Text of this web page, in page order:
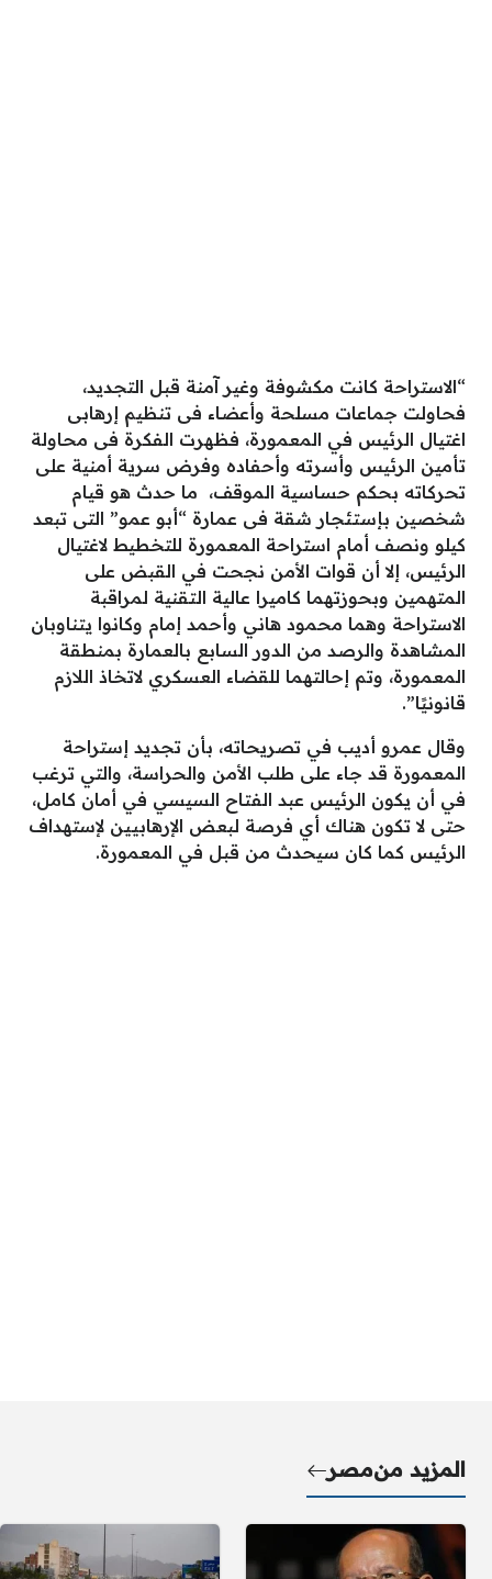
“الاستراحة كانت مكشوفة وغير آمنة قبل التجديد،
فحاولت جماعات مسلحة وأعضاء فى تنظيم إرهابى
اغتيال الرئيس في المعمورة، فظهرت الفكرة فى محاولة
تأمين الرئيس وأسرته وأحفاده وفرض سرية أمنية على
تحركاته بحكم حساسية الموقف، ما حدث هو قيام
شخصين بإستئجار شقة فى عمارة “أبو عمو” التى تبعد
كيلو ونصف أمام استراحة المعمورة للتخطيط لاغتيال
الرئيس، إلا أن قوات الأمن نجحت في القبض على
المتهمين وبحوزتهما كاميرا عالية التقنية لمراقبة
الاستراحة وهما محمود هاني وأحمد إمام وكانوا يتناوبان
المشاهدة والرصد من الدور السابع بالعمارة بمنطقة
المعمورة، وتم إحالتهما للقضاء العسكري لاتخاذ اللازم
قانونيًا”.
وقال عمرو أديب في تصريحاته، بأن تجديد إستراحة
المعمورة قد جاء على طلب الأمن والحراسة، والتي ترغب
في أن يكون الرئيس عبد الفتاح السيسي في أمان كامل،
حتى لا تكون هناك أي فرصة لبعض الإرهابيين لإستهداف
الرئيس كما كان سيحدث من قبل في المعمورة.
المزيد منمصر